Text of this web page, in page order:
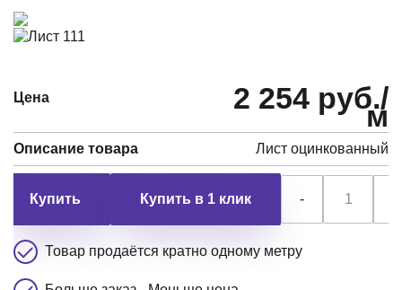
Цена 2 254 руб./
м
Описание товара Лист оцинкованный
Купить в 1 клик -
Товар продаётся кратно одному метру